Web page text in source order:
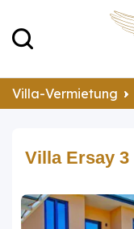
Villa-Vermietung
Villa Ersay 3